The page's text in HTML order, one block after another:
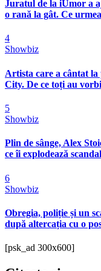
Juratul de la iUmor a
o rană la gât. Ce
4
Showbiz
Artista care a cântat
City. De ce toți au
5
Showbiz
Plin de sânge, Alex
ce îi explodează
6
Showbiz
Obregia, poliție și un
după altercația cu o
[psk_ad 300x600]